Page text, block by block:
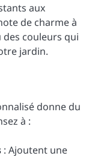
aux
de charme à
des couleurs qui
jardin.
donne du
à :
: Ajoutent une